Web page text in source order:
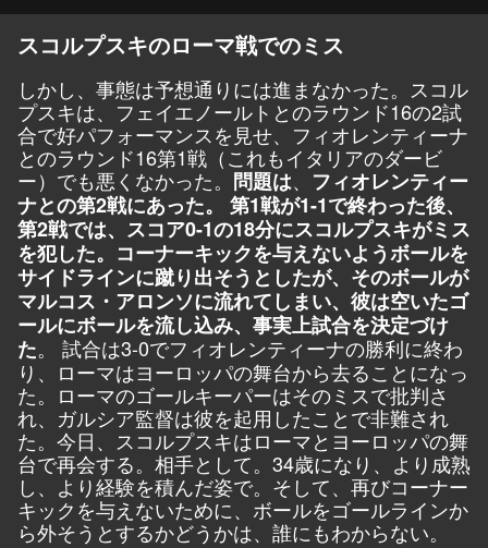
スコルプスキのローマ戦でのミス
しかし、事態は予想通りには進まなかった。スコル
プスキは、フェイエノールトとのラウンド16の2試
合で好パフォーマンスを見せ、フィオレンティーナ
とのラウンド16第1戦（これもイタリアのダービ
ー）でも悪くなかった。 問題は、 フィオレンティー
ナとの第2戦にあった。 第1戦が1-1で終わった後、
第2戦では、スコア0-1の18分にスコルプスキがミス
を犯した。コーナーキックを与えないようボールを
サイドラインに蹴り出そうとしたが、そのボールが
マルコス・アロンソに流れてしまい、彼は空いたゴ
ールにボールを流し込み、事実上試合を決定づけ
た。 試合は3-0でフィオレンティーナの勝利に終わ
り、ローマはヨーロッパの舞台から去ることになっ
た。ローマのゴールキーパーはそのミスで批判さ
れ、ガルシア監督は彼を起用したことで非難され
た。今日、スコルプスキはローマとヨーロッパの舞
台で再会する。相手として。34歳になり、より成熟
し、より経験を積んだ姿で。そして、再びコーナー
キックを与えないために、ボールをゴールラインか
ら外そうとするかどうかは、誰にもわからない。